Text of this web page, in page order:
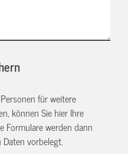
für weitere
können Sie hier Ihre
Formulare werden dann
vorbelegt.